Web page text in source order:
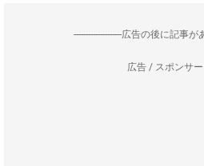
--------------------広告の後に記事が
広告 / スポンサ